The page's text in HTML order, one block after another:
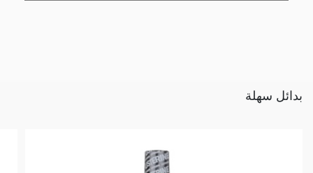
بدائل سهلة